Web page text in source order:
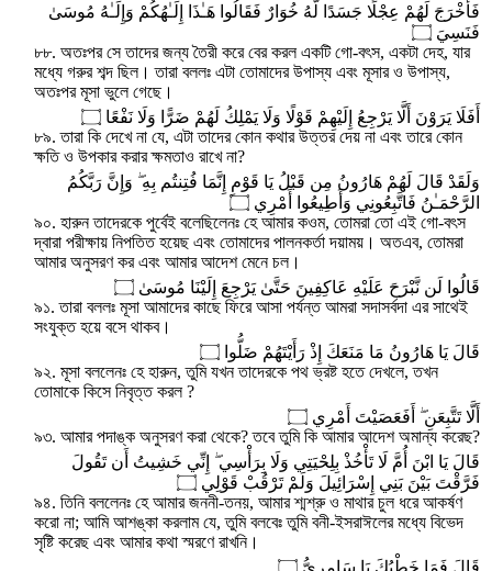
فَأَخْرَجَ لَهُمْ عِجْلًا جَسَدًا لَّهُ خُوَارٌ فَقَالُوا هَـٰذَا إِلَـٰهُكُمْ وَإِلَـٰهُ مُوسَىٰ
فَنَسِيَ ۝
৮৮. অতঃপর সে তাদের জন্য তৈরী করে বের করল একটি গো-বৎস, একটা দেহ, যার
মধ্যে গরুর শব্দ ছিল। তারা বললঃ এটা তোমাদের উপাস্য এবং মূসার ও উপাস্য,
অতঃপর মূসা ভুলে গেছে।
أَفَلَا يَرَوْنَ أَلَّا يَرْجِعُ إِلَيْهِمْ قَوْلًا وَلَا يَمْلِكُ لَهُمْ ضَرًّا وَلَا نَفْعًا ۝
৮৯. তারা কি দেখে না যে, এটা তাদের কোন কথার উত্তর দেয় না এবং তারে কোন
ক্ষতি ও উপকার করার ক্ষমতাও রাখে না?
وَلَقَدْ قَالَ لَهُمْ هَارُونُ مِن قَبْلُ يَا قَوْمِ إِنَّمَا فُتِنتُم بِهِ ۖ وَإِنَّ رَبَّكُمُ
الرَّحْمَـٰنُ فَاتَّبِعُونِي وَأَطِيعُوا أَمْرِي ۝
৯০. হারুন তাদেরকে পুর্বেই বলেছিলেনঃ হে আমার কওম, তোমরা তো এই গো-বৎস
দ্বারা পরীক্ষায় নিপতিত হয়েছ এবং তোমাদের পালনকর্তা দয়াময়। অতএব, তোমরা
আমার অনুসরণ কর এবং আমার আদেশ মেনে চল।
قَالُوا لَن نَّبْرَحَ عَلَيْهِ عَاكِفِينَ حَتَّىٰ يَرْجِعَ إِلَيْنَا مُوسَىٰ ۝
৯১. তারা বললঃ মূসা আমাদের কাছে ফিরে আসা পর্যন্ত আমরা সদাসর্বদা এর সাথেই
সংযুক্ত হয়ে বসে থাকব।
قَالَ يَا هَارُونُ مَا مَنَعَكَ إِذْ رَأَيْتَهُمْ ضَلُّوا ۝
৯২. মূসা বললেনঃ হে হারুন, তুমি যখন তাদেরকে পথ ভ্রষ্ট হতে দেখলে, তখন
তোমাকে কিসে নিবৃত্ত করল ?
أَلَّا تَتَّبِعَنِ ۖ أَفَعَصَيْتَ أَمْرِي ۝
৯৩. আমার পদাঙ্ক অনুসরণ করা থেকে? তবে তুমি কি আমার আদেশ অমান্য করেছ?
قَالَ يَا ابْنَ أُمَّ لَا تَأْخُذْ بِلِحْيَتِي وَلَا بِرَأْسِي ۖ إِنِّي خَشِيتُ أَن تَقُولَ
فَرَّقْتَ بَيْنَ بَنِي إِسْرَائِيلَ وَلَمْ تَرْقُبْ قَوْلِي ۝
৯৪. তিনি বললেনঃ হে আমার জননী-তনয়, আমার শ্মশ্রু ও মাথার চুল ধরে আকর্ষণ
করো না; আমি আশঙ্কা করলাম যে, তুমি বলবেঃ তুমি বনী-ইসরাঈলের মধ্যে বিভেদ
সৃষ্টি করেছ এবং আমার কথা স্মরণে রাখনি।
قَالَ فَمَا خَطْبُكَ يَا سَامِرِيُّ ۝